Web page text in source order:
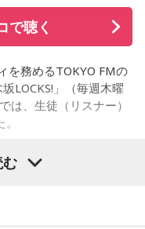
身の経験を交えて語っ
は、地域の子どもたち
乗ることで身体を自然
点から景色を見ること
る姿を目にしていたと
けではなく、さまざ
で聴く
を務めるTOKYO FMの
LOCKS!」（毎週木曜
は、生徒（リスナー）